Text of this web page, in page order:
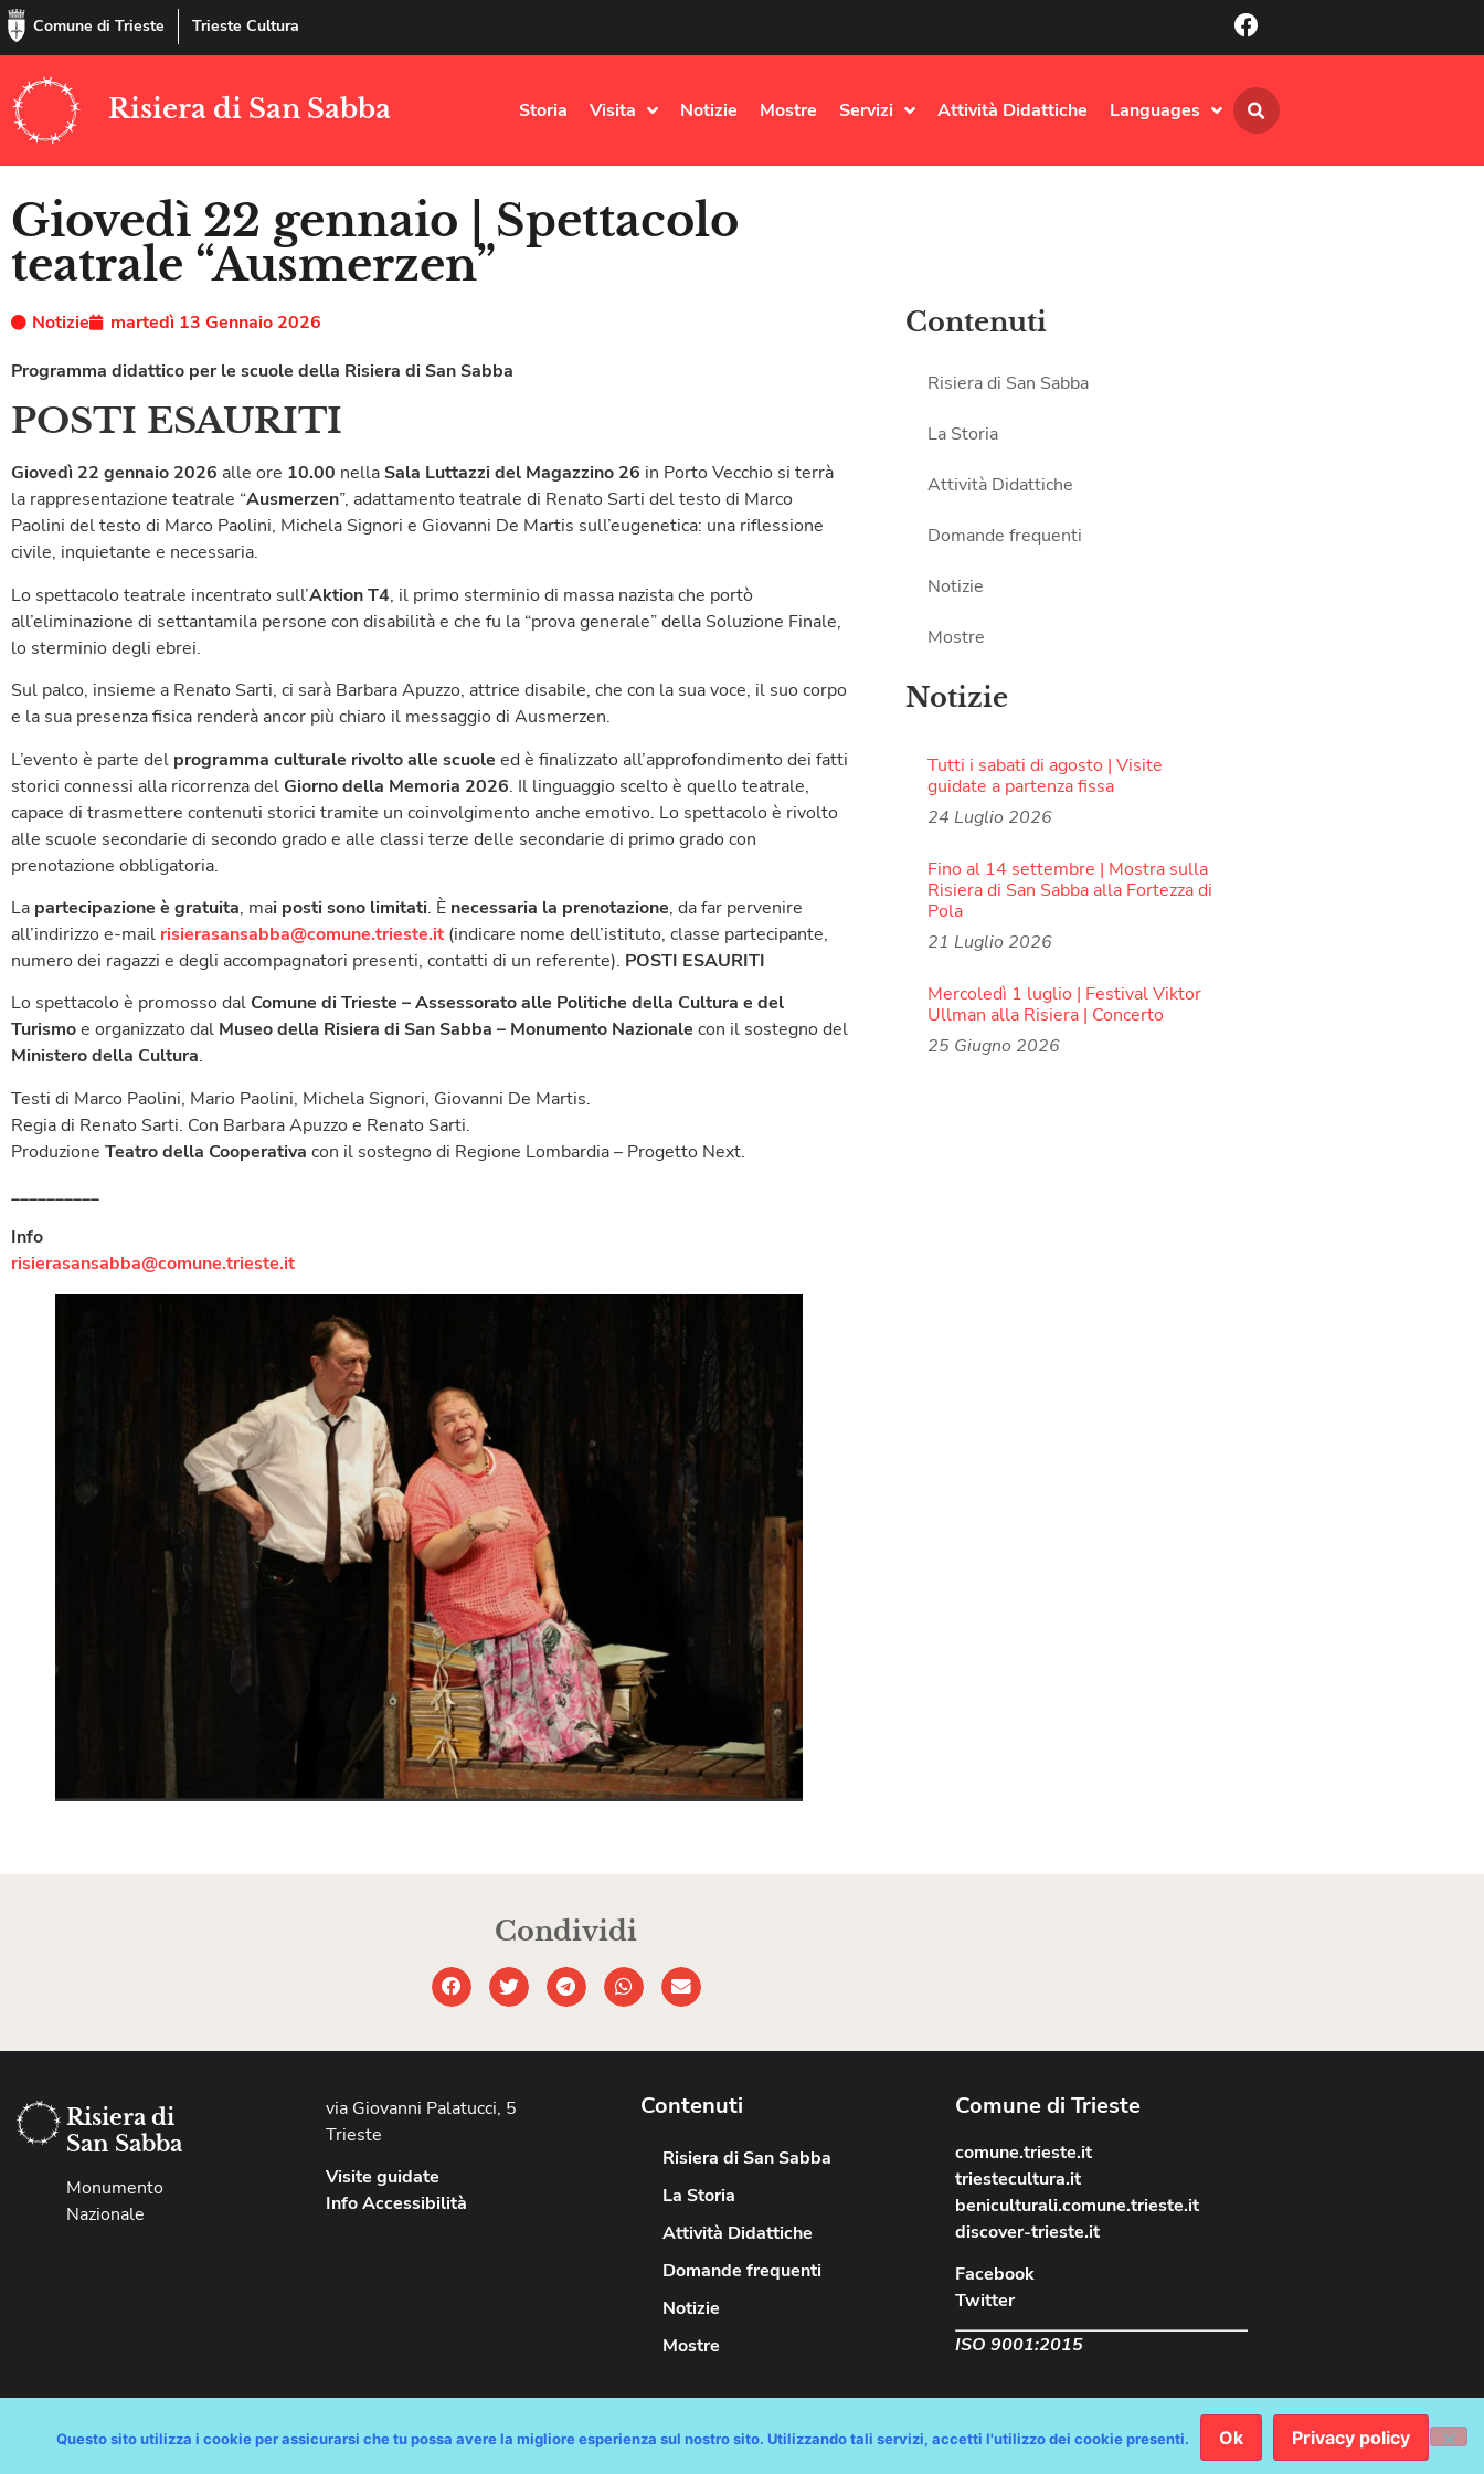
Comune di Trieste Trieste Cultura
Risiera di San Sabba Storia Visita Notizie Mostre Servizi Attività Didattiche Languages
Giovedì 22 gennaio | Spettacolo
teatrale “Ausmerzen”
Notizie
martedì 13 Gennaio 2026
Programma didattico per le scuole della Risiera di San Sabba
POSTI ESAURITI
Giovedì 22 gennaio 2026 alle ore 10.00 nella Sala Luttazzi del Magazzino 26 in Porto Vecchio si terrà
la rappresentazione teatrale “Ausmerzen”, adattamento teatrale di Renato Sarti del testo di Marco
Paolini del testo di Marco Paolini, Michela Signori e Giovanni De Martis sull’eugenetica: una riflessione
civile, inquietante e necessaria.
Lo spettacolo teatrale incentrato sull’Aktion T4, il primo sterminio di massa nazista che portò
all’eliminazione di settantamila persone con disabilità e che fu la “prova generale” della Soluzione Finale,
lo sterminio degli ebrei.
Sul palco, insieme a Renato Sarti, ci sarà Barbara Apuzzo, attrice disabile, che con la sua voce, il suo corpo
e la sua presenza fisica renderà ancor più chiaro il messaggio di Ausmerzen.
L’evento è parte del programma culturale rivolto alle scuole ed è finalizzato all’approfondimento dei fatti
storici connessi alla ricorrenza delGiorno della Memoria 2026. Il linguaggio scelto è quello teatrale,
capace di trasmettere contenuti storici tramite un coinvolgimento anche emotivo. Lo spettacolo è rivolto
alle scuole secondarie di secondo grado e alle classi terze delle secondarie di primo grado con
prenotazione obbligatoria.
La partecipazione è gratuita, mai posti sono limitati. È necessaria la prenotazione, da far pervenire
all’indirizzo e-mail risierasansabba@comune.trieste.it (indicare nome dell’istituto, classe partecipante,
numero dei ragazzi e degli accompagnatori presenti, contatti di un referente). POSTI ESAURITI
Lo spettacolo è promosso dalComune di Trieste – Assessorato alle Politiche della Cultura e del
Turismoe organizzato dal Museo della Risiera di San Sabba – Monumento Nazionale con il sostegno del
Ministero della Cultura.
Testi di Marco Paolini, Mario Paolini, Michela Signori, Giovanni De Martis.
Regia di Renato Sarti. Con Barbara Apuzzo e Renato Sarti.
Produzione Teatro della Cooperativa con il sostegno di Regione Lombardia – Progetto Next.
__________
Info
risierasansabba@comune.trieste.it
Contenuti
Risiera di San Sabba
La Storia
Attività Didattiche
Domande frequenti
Notizie
Mostre
Notizie
Tutti i sabati di agosto | Visite
guidate a partenza fissa
24 Luglio 2026
Fino al 14 settembre | Mostra sulla
Risiera di San Sabba alla Fortezza di
Pola
21 Luglio 2026
Mercoledì 1 luglio | Festival Viktor
Ullman alla Risiera | Concerto
25 Giugno 2026
Condividi
Risiera di
San Sabba
Monumento
Nazionale
via Giovanni Palatucci, 5
Trieste
Visite guidate
Info Accessibilità
Contenuti
Risiera di San Sabba
La Storia
Attività Didattiche
Domande frequenti
Notizie
Mostre
Comune di Trieste
comune.trieste.it
triestecultura.it
beniculturali.comune.trieste.it
discover-trieste.it
Facebook
Twitter
ISO 9001:2015
Copyright © Comune di Trieste – partita Iva 00210240321 – tutti i diritti riservati / Progetto e Sviluppo Media Technologies Srl /Feedback/Dichiarazione Accessibilità AGID
Questo sito utilizza i cookie per assicurarsi che tu possa avere la migliore esperienza sul nostro sito. Utilizzando tali servizi, accetti l'utilizzo dei cookie presenti. Ok Privacy policy